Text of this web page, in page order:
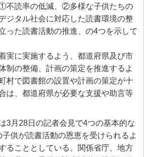
不読率の低減、②多様な子供たちの
ジタル社会に対応した読書環境の整
った読書活動の推進、の4つを示して
実に実施するよう、都道府県及び市
制の整備、計画の策定を推進するよ
村で図書館の設置や計画の策定が十
は、都道府県が必要な支援や助言等
3月28日の記者会見で4つの基本的な
供が読書活動の恩恵を受けられるよ
ることとしている。関係省庁、地方